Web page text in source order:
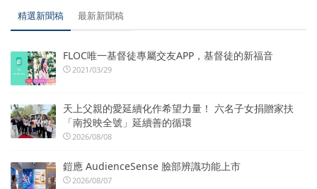
精選新聞稿 最新新聞稿
FLOC唯一基督徒專屬交友APP，基督徒的新福音
2021/03/29
天上父親的愛延續化作希望力量！ 六名子女捐贈家扶
「南投映全號」延續善的循環
2026/08/08
鎧應 AudienceSense 臉部辨識功能上市
2026/08/07